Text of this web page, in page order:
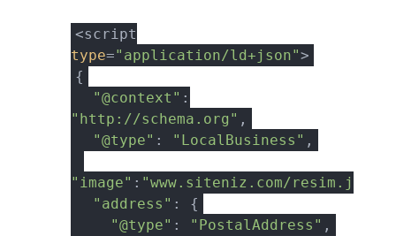
<script
type="application/ld+json">
{
"@context" :
"http://schema.org" ,
"@type" : "LocalBusiness" ,
"image" : "www.siteniz.com/resim.jpg"
"address" : {
"@type" : "PostalAddress" ,